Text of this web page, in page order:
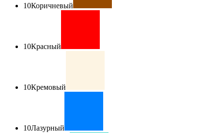
10Коричневый
10Красный
10Кремовый
10Лазурный